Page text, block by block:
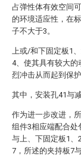
占弹性体有效空间
的环境适应性，在
子不大于3。
上或/和下固定板1
4、使其具有较大的
烈冲击从而起到保
其中，安装孔41与
作为进一步改进，
组件3相应端配合处
与上、下固定板1、
7，所述的夹持板7